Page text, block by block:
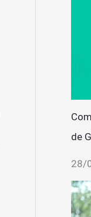
de
28/